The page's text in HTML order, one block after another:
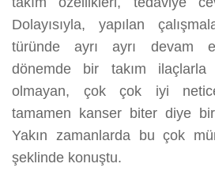
Dolayısıyla, yapılan
türünde ayrı ayrı devam
dönemde bir takım ilaçlarla
olmayan, çok çok iyi
tamamen kanser biter diye
Yakın zamanlarda bu çok
şeklinde konuştu.